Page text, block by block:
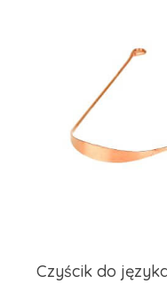
Czyścik do